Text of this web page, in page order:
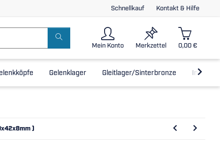
Schnellkauf Kontakt & Hilfe
Mein Konto Merkzettel 0,00 €
Gelenklager Gleitlager/Sinterbronze Inline-
)